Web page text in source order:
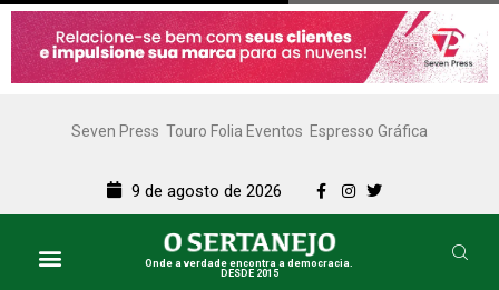
Seven Press Touro Folia Eventos Espresso Gráfica
9 de agosto de 2026
Onde a verdade encontra a democracia.
DESDE 2015